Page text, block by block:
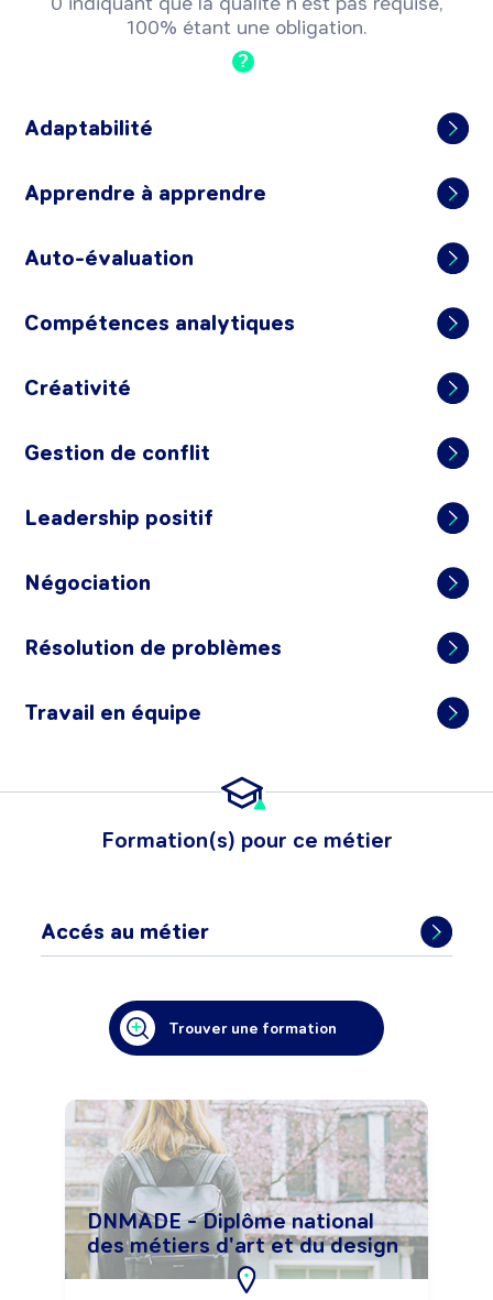
100% étant une obligation.
?
Adaptabilité
Apprendre à apprendre
Auto-évaluation
Compétences analytiques
Créativité
Gestion de conflit
Leadership positif
Négociation
Résolution de problèmes
Travail en équipe
Formation(s) pour ce métier
Accés au métier
Trouver une formation
DNMADE - Diplôme national
des métiers d'art et du design